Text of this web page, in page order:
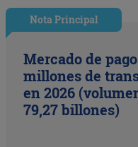
Nota Principal
Mercado de
millones de
en 2026
79,27 billones)